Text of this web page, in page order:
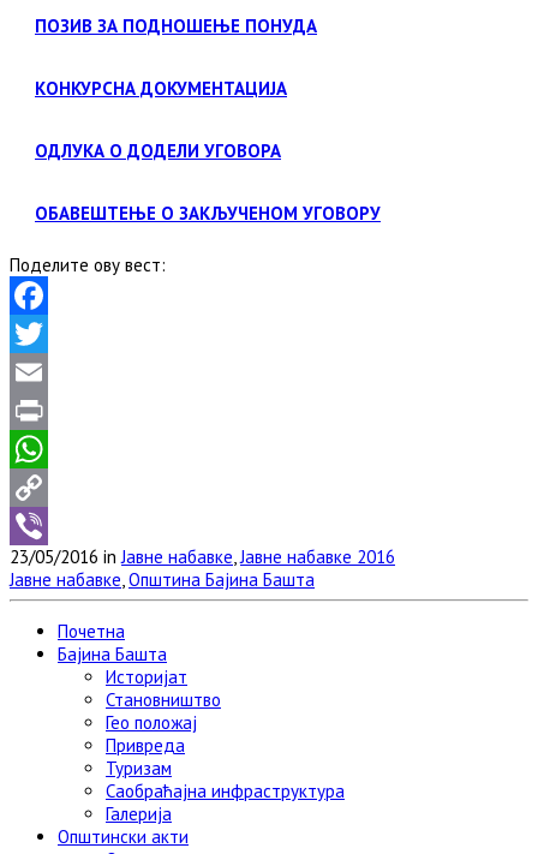
ПОЗИВ ЗА ПОДНОШЕЊЕ ПОНУДА
КОНКУРСНА ДОКУМЕНТАЦИЈА
ОДЛУКА О ДОДЕЛИ УГОВОРА
ОБАВЕШТЕЊЕ О ЗАКЉУЧЕНОМ УГОВОРУ
Поделите ову вест:
Facebook
Twitter
Email
Print
WhatsApp
Copy
Link
Viber
23/05/2016 in Јавне набавке Јавне набавке 2016
Јавне набавке Општина Бајина Башта
Почетна
Бајина Башта
Историјат
Становништво
Гео положај
Привреда
Туризам
Саобраћајна инфраструктура
Галерија
Општински акти